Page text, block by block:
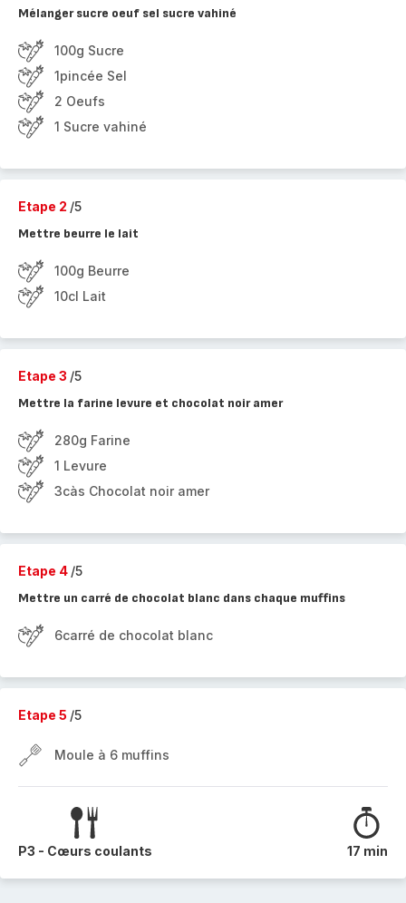
Mélanger sucre oeuf sel sucre vahiné
100g Sucre
1pincée Sel
2 Oeufs
1 Sucre vahiné
Etape 2 /5
Mettre beurre le lait
100g Beurre
10cl Lait
Etape 3 /5
Mettre la farine levure et chocolat noir amer
280g Farine
1 Levure
3càs Chocolat noir amer
Etape 4 /5
Mettre un carré de chocolat blanc dans chaque muffins
6carré de chocolat blanc
Etape 5 /5
Moule à 6 muffins
P3 - Cœurs coulants 17 min